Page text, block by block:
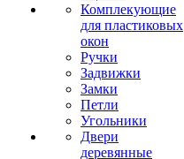
Комплекующие
для пластиковых
окон
Ручки
Задвижки
Замки
Петли
Угольники
Двери
деревянные